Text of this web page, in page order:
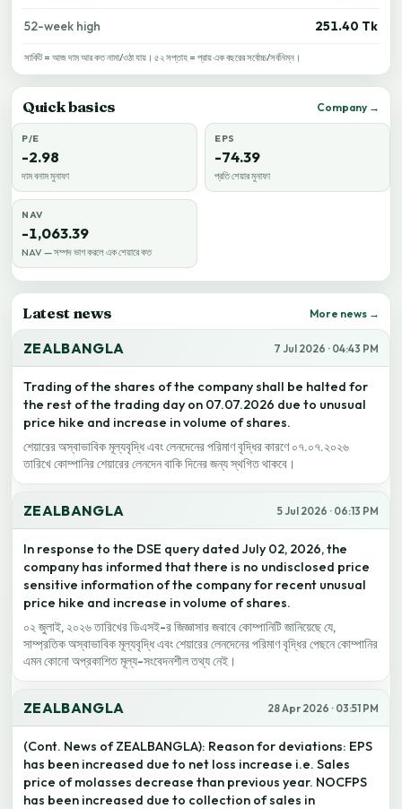
52-week high 251.40 Tk
সার্কিট = আজ দাম আর কত নামা/ওঠা যায়। ৫২ সপ্তাহ = প্রায় এক বছরের সর্বোচ্চ/সর্বনিম্ন।
Quick basics Company →
P/E
-2.98
দাম বনাম মুনাফা
EPS
-74.39
প্রতি শেয়ার মুনাফা
NAV
-1,063.39
NAV — সম্পদ ভাগ করলে এক শেয়ারে কত
Latest news More news →
ZEALBANGLA 7 Jul 2026 · 04:43 PM
Trading of the shares of the company shall be halted for
the rest of the trading day on 07.07.2026 due to unusual
price hike and increase in volume of shares.
শেয়ারের অস্বাভাবিক মূল্যবৃদ্ধি এবং লেনদেনের পরিমাণ বৃদ্ধির কারণে ০৭.০৭.২০২৬
তারিখে কোম্পানির শেয়ারের লেনদেন বাকি দিনের জন্য স্থগিত থাকবে।
ZEALBANGLA 5 Jul 2026 · 06:13 PM
In response to the DSE query dated July 02, 2026, the
company has informed that there is no undisclosed price
sensitive information of the company for recent unusual
price hike and increase in volume of shares.
০২ জুলাই, ২০২৬ তারিখের ডিএসই-র জিজ্ঞাসার জবাবে কোম্পানিটি জানিয়েছে যে,
সাম্প্রতিক অস্বাভাবিক মূল্যবৃদ্ধি এবং শেয়ারের লেনদেনের পরিমাণ বৃদ্ধির পেছনে কোম্পানির
এমন কোনো অপ্রকাশিত মূল্য-সংবেদনশীল তথ্য নেই।
ZEALBANGLA 28 Apr 2026 · 03:51 PM
(Cont. News of ZEALBANGLA): Reason for deviations: EPS
has been increased due to net loss increase i.e. Sales
price of molasses decrease than previous year. NOCFPS
has been increased due to collection of sales in